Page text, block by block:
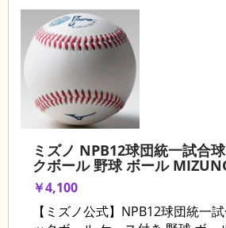
ミズノ NPB12球団統一試合
クボール 野球 ボール
￥4,100
【ミズノ公式】NPB12球団統一